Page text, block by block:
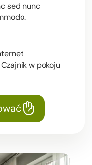
sed nunc
Czajnik w pokoju